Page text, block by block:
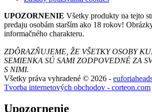
UPOZORNENIE Všetky produkty na tejto
predaju osobám starším ako 18 rokov!
informačného charakteru.
ZDÔRAZŇUJEME, ŽE VŠETKY OSOBY
SEMIENKA SÚ SAMI ZODPOVEDNÉ ZA
S NIMI.
Všetky práva vyhradené © 2026 -
Tvorba internetových obchodov - corteon.com
Upozornenie